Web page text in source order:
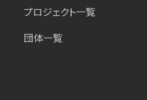
プロジェクト一覧
団体一覧